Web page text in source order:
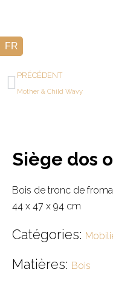
PRÉCÉDENT
Mother & Child Wavy
Siège dos
Bois de tronc de
44 x 47 x 94 cm
Catégories:
Matières: Bois